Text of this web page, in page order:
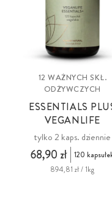
12 WAŻNYCH SKŁ.
ODŻYWCZYCH
ESSENTIALS
VEGANLIFE
tylko 2 kaps. dziennie
68,90 zł
120
894,81 zł / 1kg